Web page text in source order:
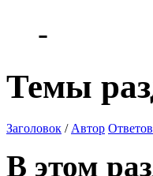
-
Темы
Заголовок / Автор Ответов
В этом